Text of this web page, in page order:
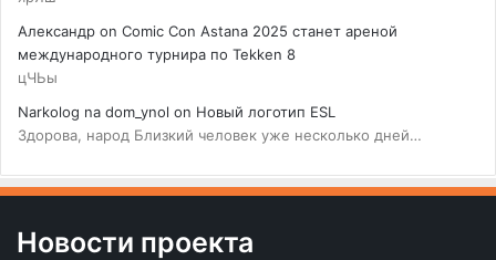
Александр on Comic Con Astana 2025 станет ареной
международного турнира по Tekken 8
цЧЬы
Narkolog na dom_ynol on Новый логотип ESL
Здорова, народ Близкий человек уже несколько дней…
Новости проекта